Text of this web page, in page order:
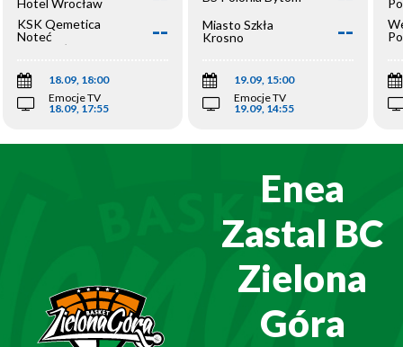
Hotel Wrocław
KSK Qemetica
Noteć
Inowrocław
--
18.09, 18:00
Emocje TV
18.09, 17:55
Miasto Szkła
Krosno
--
19.09, 15:00
Emocje TV
19.09, 14:55
Enea
Zastal BC
Zielona
Góra